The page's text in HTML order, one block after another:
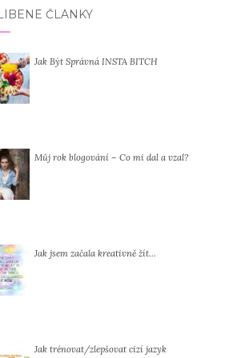
ČLÁNKY
Jak Být Správná INSTA BITCH
Můj rok blogování – Co mi dal a vzal?
Jak jsem začala kreativně žít…
Jak trénovat/zlepšovat cizí jazyk